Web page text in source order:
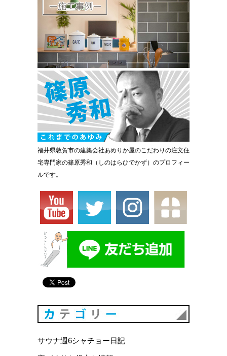
福井県敦賀市の建築会社あめりか屋のこだわりの注文住
宅専門家の篠原秀和（しのはらひでかず）のプロフィー
ルです。
サウナ週6シャチョー日記